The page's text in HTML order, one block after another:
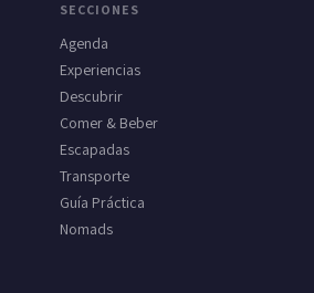
SECCIONES
Agenda
Experiencias
Descubrir
Comer & Beber
Escapadas
Transporte
Guía Práctica
Nomads